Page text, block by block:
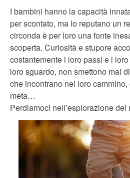
I bambini hanno la capacità
per scontato, ma lo reputano un
circonda è per loro una fonte
scoperta. Curiosità e stupore
costantemente i loro passi e i
loro sguardo, non smettono mai
che incontrano nel loro
meta…
Perdiamoci nell’esplorazione